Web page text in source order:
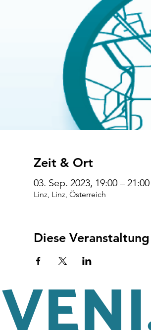
Zeit & Ort
03. Sep. 2023, 19:00 – 21:00
Linz, Linz, Österreich
Diese